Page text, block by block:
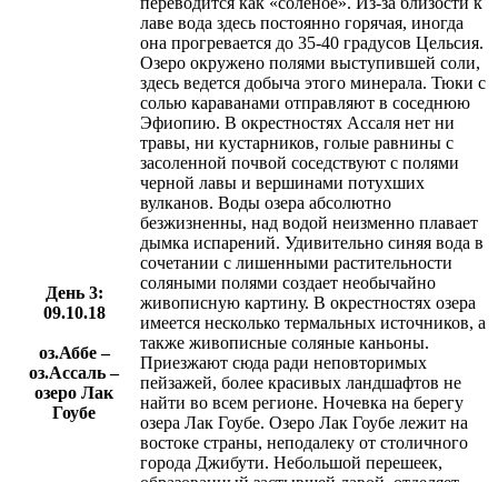
День 3:
09.10.18
оз.Аббе –
оз.Ассаль –
озеро Лак
Гоубе
лаве вода здесь постоянно горячая, иногда
она прогревается до 35-40 градусов Цельсия.
Озеро окружено полями выступившей соли,
здесь ведется добыча этого минерала. Тюки с
солью караванами отправляют в соседнюю
Эфиопию. В окрестностях Ассаля нет ни
травы, ни кустарников, голые равнины с
засоленной почвой соседствуют с полями
черной лавы и вершинами потухших
вулканов. Воды озера абсолютно
безжизненны, над водой неизменно плавает
дымка испарений. Удивительно синяя вода в
сочетании с лишенными растительности
соляными полями создает необычайно
живописную картину. В окрестностях озера
имеется несколько термальных источников, а
также живописные соляные каньоны.
Приезжают сюда ради неповторимых
пейзажей, более красивых ландшафтов не
найти во всем регионе. Ночевка на берегу
озера Лак Гоубе. Озеро Лак Гоубе лежит на
востоке страны, неподалеку от столичного
города Джибути. Небольшой перешеек,